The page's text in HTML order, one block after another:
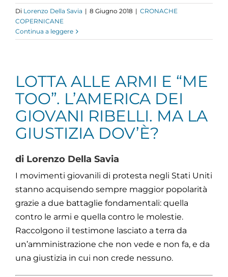
Di Lorenzo Della Savia | 8 Giugno 2018 | CRONACHE
COPERNICANE
Continua a leggere
LOTTA ALLE ARMI E “ME
TOO”. L’AMERICA DEI
GIOVANI RIBELLI. MA LA
GIUSTIZIA DOV’È?
di Lorenzo Della Savia
I movimenti giovanili di protesta negli Stati Uniti
stanno acquisendo sempre maggior popolarità
grazie a due battaglie fondamentali: quella
contro le armi e quella contro le molestie.
Raccolgono il testimone lasciato a terra da
un’amministrazione che non vede e non fa, e da
una giustizia in cui non crede nessuno.